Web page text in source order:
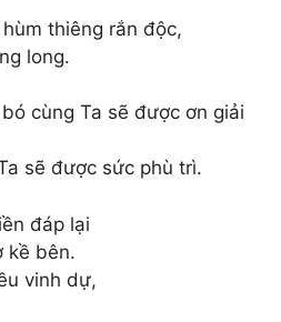
thiêng rắn độc,
long.
cùng Ta sẽ được ơn giải
sẽ được sức phù trì.
đáp lại
kề bên.
vinh dự,